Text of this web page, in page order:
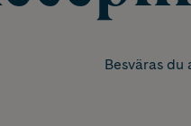
Besväras